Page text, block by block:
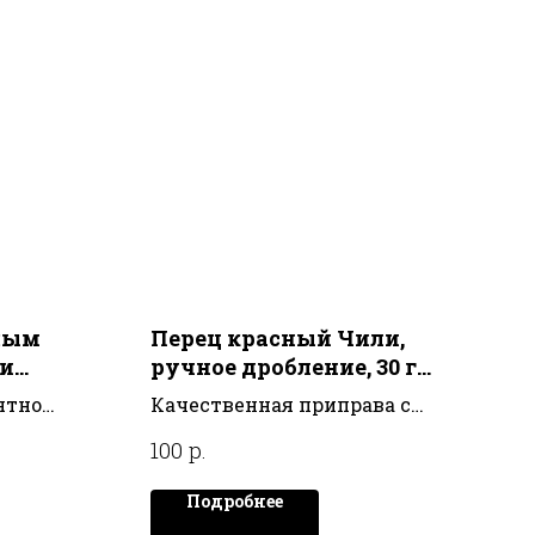
Перец красный Чили,
ручное дробление, 30 г
ЗОЛОТО ИНДИИ
Качественная приправа с
полезная для здоровья:
обладает выраженными
противопаразитарными и
100 р.
Подробнее